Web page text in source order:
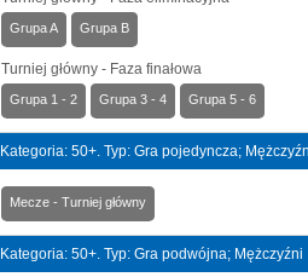
Grupa A Grupa B
Turniej główny - Faza finałowa
Grupa 1 - 2 Grupa 3 - 4 Grupa 5 - 6
Kategoria: 50+. Typ: Gra pojedyncza;
Mecze - Turniej główny
Kategoria: 50+. Typ: Gra podwójna; Mężczyźni